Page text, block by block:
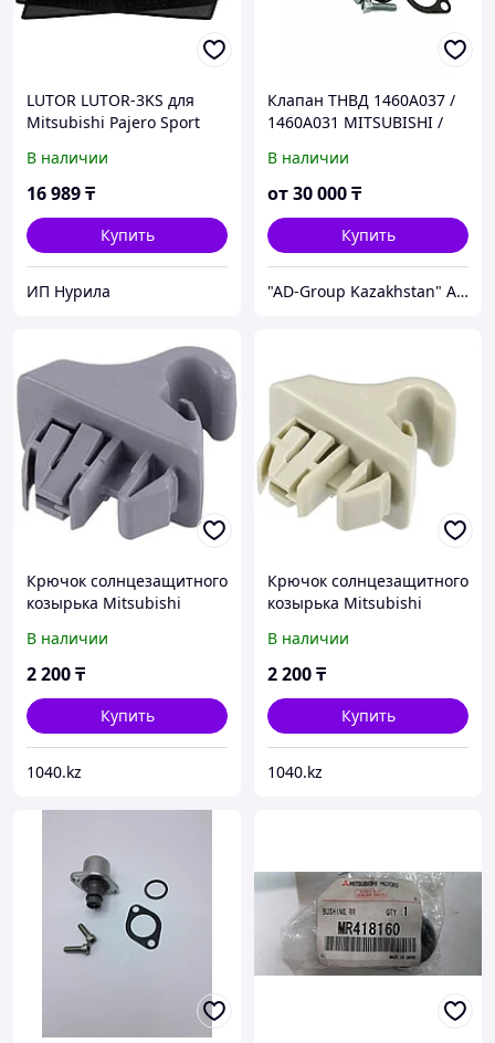
LUTOR LUTOR-3KS для
Mitsubishi Pajero Sport
В наличии
16 989₸
Купить
ИП Нурила
Клапан ТНВД 1460A037 /
1460A031 MITSUBISHI /
В наличии
от30 000₸
Купить
"AD-Group Kazakhstan" Автомобильные топливные системы. ТНВД, форсунки, бензонасосы, датчики, прочее.
Крючок солнцезащитного
козырька Mitsubishi
В наличии
2 200₸
Купить
1040.kz
Крючок солнцезащитного
козырька Mitsubishi
В наличии
2 200₸
Купить
1040.kz